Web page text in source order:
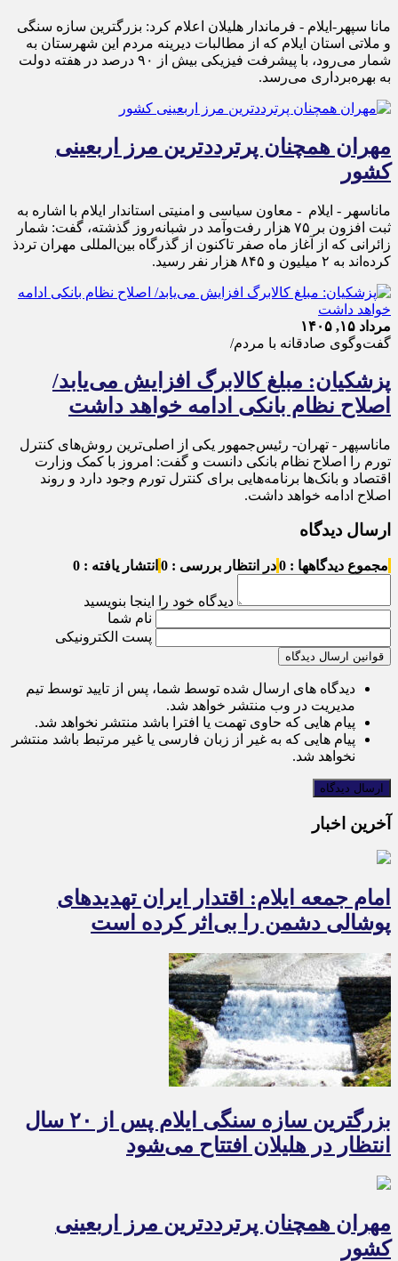
مانا سپهر-ایلام - فرماندار هلیلان اعلام کرد: بزرگترین سازه سنگی
و ملاتی استان ایلام که از مطالبات دیرینه مردم این شهرستان به
شمار می‌رود، با پیشرفت فیزیکی بیش از ۹۰ درصد در هفته دولت
به بهره‌برداری می‌رسد.
مهران همچنان پرترددترین مرز اربعینی
کشور
ماناسهر - ایلام - معاون سیاسی و امنیتی استاندار ایلام با اشاره به
ثبت افزون بر ۷۵ هزار رفت‌وآمد در شبانه‌روز گذشته، گفت: شمار
زائرانی که از آغاز ماه صفر تاکنون از گذرگاه بین‌المللی مهران تردذ
کرده‌اند به ۲ میلیون و ۸۴۵ هزار نفر رسید.
مرداد ۱۵, ۱۴۰۵
گفت‌وگوی صادقانه با مردم/
پزشکیان: مبلغ کالابرگ افزایش می‌یابد/
اصلاح نظام بانکی ادامه خواهد داشت
ماناسپهر - تهران- رئیس‌جمهور یکی از اصلی‌ترین روش‌های کنترل
تورم را اصلاح نظام بانکی دانست و گفت: امروز با کمک وزارت
اقتصاد و بانک‌ها برنامه‌هایی برای کنترل تورم وجود دارد و روند
اصلاح ادامه خواهد داشت.
ارسال دیدگاه
مجموع دیدگاهها : 0 در انتظار بررسی : 0 انتشار یافته : 0
دیدگاه خود را اینجا بنویسید
نام شما
پست الکترونیکی
قوانین ارسال دیدگاه
دیدگاه های ارسال شده توسط شما، پس از تایید توسط تیم
مدیریت در وب منتشر خواهد شد.
پیام هایی که حاوی تهمت یا افترا باشد منتشر نخواهد شد.
پیام هایی که به غیر از زبان فارسی یا غیر مرتبط باشد منتشر
نخواهد شد.
آخرین اخبار
امام جمعه ایلام: اقتدار ایران تهدیدهای
پوشالی دشمن را بی‌اثر کرده است
بزرگترین سازه سنگی ایلام پس از ۲۰ سال
انتظار در هلیلان افتتاح می‌شود
مهران همچنان پرترددترین مرز اربعینی
کشور